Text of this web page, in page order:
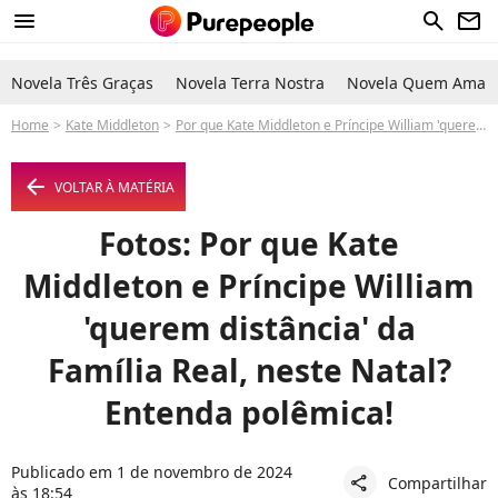
menu search newsletter
Novela Três Graças Novela Terra Nostra Novela Quem Ama
Home Kate Middleton Por que Kate Middleton e Príncipe William 'querem distância' da Família Real, neste Natal? Entenda polêmica!
arrow_left VOLTAR À MATÉRIA
Fotos: Por que Kate
Middleton e Príncipe William
'querem distância' da
Família Real, neste Natal?
Entenda polêmica!
Publicado em 1 de novembro de 2024
às 18:54
share Compartilhar